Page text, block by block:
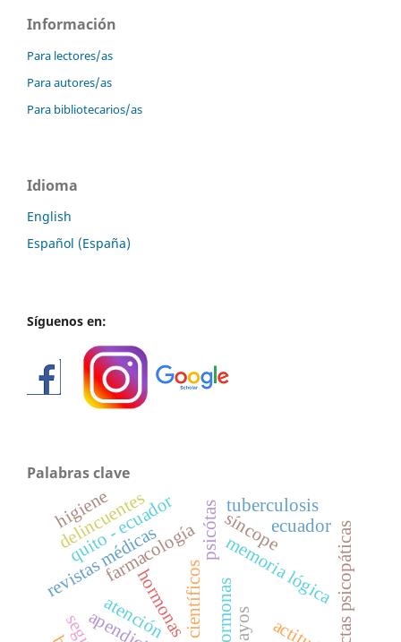
Información
Para lectores/as
Para autores/as
Para bibliotecarios/as
Idioma
English
Español (España)
Síguenos en:
Palabras clave
memoria lógica
hormonas
farmacología
revistas médicas
quito - ecuador
atención conductas psicopáticas
delincuentes psicótassíncopeecuador
higiene tuberculosis